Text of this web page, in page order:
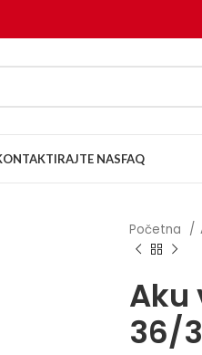
NASFAQ
Početna
Aku
36/